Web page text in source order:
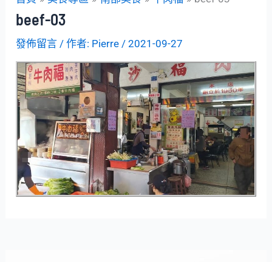
beef-03
發佈留言 / 作者: Pierre /2021-09-27